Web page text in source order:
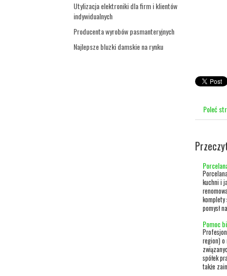
Utylizacja elektroniki dla firm i klientów
indywidualnych
Producenta wyrobów pasmanteryjnych
Najlepsze bluzki damskie na rynku
Poleć
kuchni i
komplety
pomysł
Pomoc
region) o
spółek
także